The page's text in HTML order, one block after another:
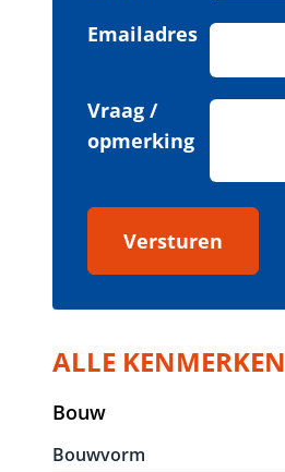
Emailadres
Vraag /
opmerking
Versturen
ALLE KENMERKEN
Bouw
Bouwvorm